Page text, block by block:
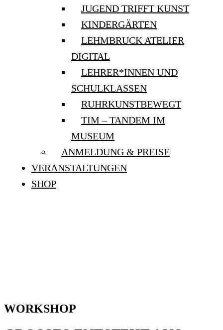
JUGEND TRIFFT KUNST
KINDERGÄRTEN
LEHMBRUCK ATELIER
DIGITAL
LEHRER*INNEN UND
SCHULKLASSEN
RUHRKUNSTBEWEGT
TIM – TANDEM IM
MUSEUM
ANMELDUNG & PREISE
VERANSTALTUNGEN
SHOP
WORKSHOP